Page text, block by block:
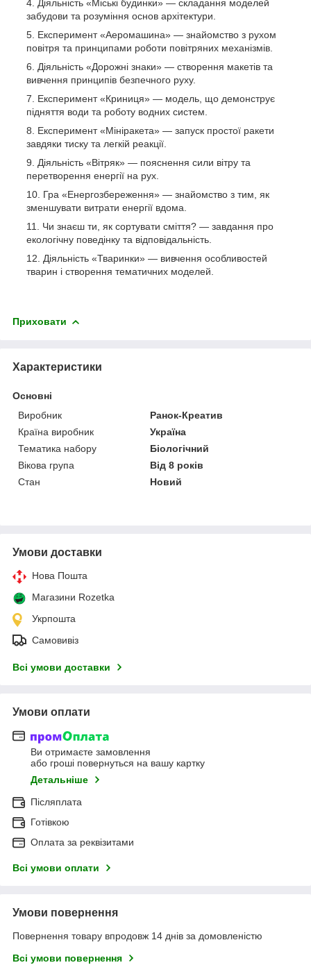
Діяльність «Міські будинки» — складання моделей
забудови та розуміння основ архітектури.
Експеримент «Аеромашина» — знайомство з рухом
повітря та принципами роботи повітряних механізмів.
Діяльність «Дорожні знаки» — створення макетів та
вивчення принципів безпечного руху.
Експеримент «Криниця» — модель, що демонструє
підняття води та роботу водних систем.
Експеримент «Мініракета» — запуск простої ракети
завдяки тиску та легкій реакції.
Діяльність «Вітряк» — пояснення сили вітру та
перетворення енергії на рух.
Гра «Енергозбереження» — знайомство з тим, як
зменшувати витрати енергії вдома.
Чи знаєш ти, як сортувати сміття? — завдання про
екологічну поведінку та відповідальність.
Діяльність «Тваринки» — вивчення особливостей
тварин і створення тематичних моделей.
Приховати
Характеристики
Основні
Виробник
Ранок-Креатив
Країна виробник
Україна
Тематика набору
Біологічний
Вікова група
Від 8 років
Стан
Новий
Умови доставки
Нова Пошта
Магазини Rozetka
Укрпошта
Самовивіз
Всі умови доставки
Умови оплати
Ви отримаєте замовлення
або гроші повернуться на вашу картку
Детальніше
Післяплата
Готівкою
Оплата за реквізитами
Всі умови оплати
Умови повернення
Повернення товару впродовж 14 днів за домовленістю
Всі умови повернення